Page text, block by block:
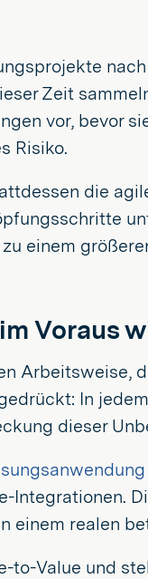
Zeit
vor, bevor
Risiko.
die
einem
Voraus
Arbeitsweise,
In
dieser
Integrationen.
einem realen
to-Value und